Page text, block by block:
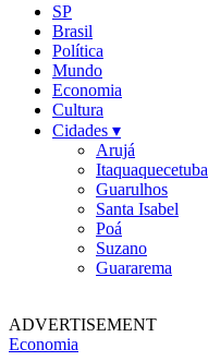
SP
Brasil
Política
Mundo
Economia
Cultura
Cidades ▾
Arujá
Itaquaquecetuba
Guarulhos
Santa Isabel
Poá
Suzano
Guararema
ADVERTISEMENT
Economia